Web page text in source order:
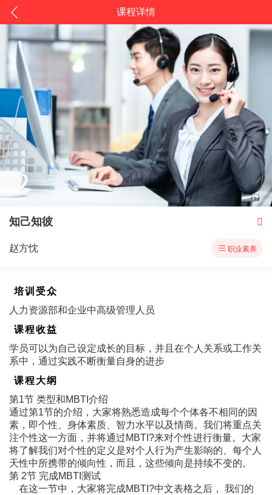
课程详情
知己知彼 
赵方忱  职业素养
培训受众
人力资源部和企业中高级管理人员
课程收益
学员可以为自己设定成长的目标，并且在个人关系或工作关
系中，通过实践不断衡量自身的进步
课程大纲
第1节 类型和MBTI介绍
通过第1节的介绍，大家将熟悉造成每个个体各不相同的因
素，即个性、身体素质、智力水平以及情商。我们将重点关
注个性这一方面，并将通过MBTI?来对个性进行衡量。大家
将了解我们对个性的定义是对个人行为产生影响的、每个人
天性中所携带的倾向性，而且，这些倾向是持续不变的。
第 2节 完成MBTI测试
在这一节中，大家将完成MBTI?中文表格之后， 我们的